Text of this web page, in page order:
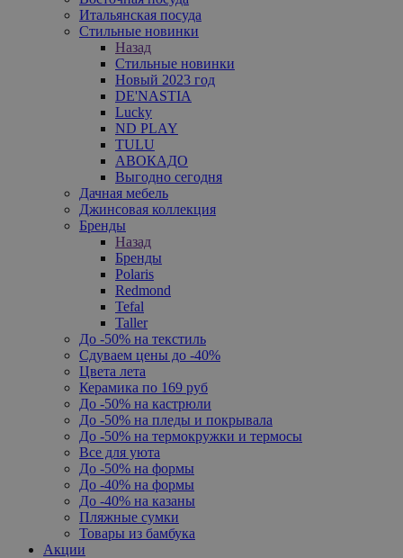
Итальянская посуда
Стильные новинки
Назад
Стильные новинки
Новый 2023 год
DE'NASTIA
Lucky
ND PLAY
TULU
АВОКАДО
Выгодно сегодня
Дачная мебель
Джинсовая коллекция
Бренды
Назад
Бренды
Polaris
Redmond
Tefal
Taller
До -50% на текстиль
Сдуваем цены до -40%
Цвета лета
Керамика по 169 руб
До -50% на кастрюли
До -50% на пледы и покрывала
До -50% на термокружки и термосы
Все для уюта
До -50% на формы
До -40% на формы
До -40% на казаны
Пляжные сумки
Товары из бамбука
Акции